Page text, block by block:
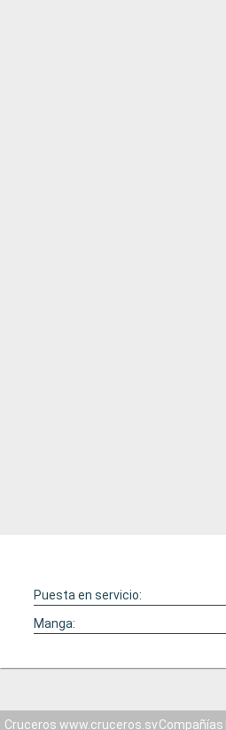
Puesta en servicio:
Manga:
Cruceros www.cruceros.svCompañías